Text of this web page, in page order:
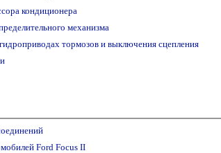
кондиционера
механизма
тормозов и выключения сцепления
Ford Focus II